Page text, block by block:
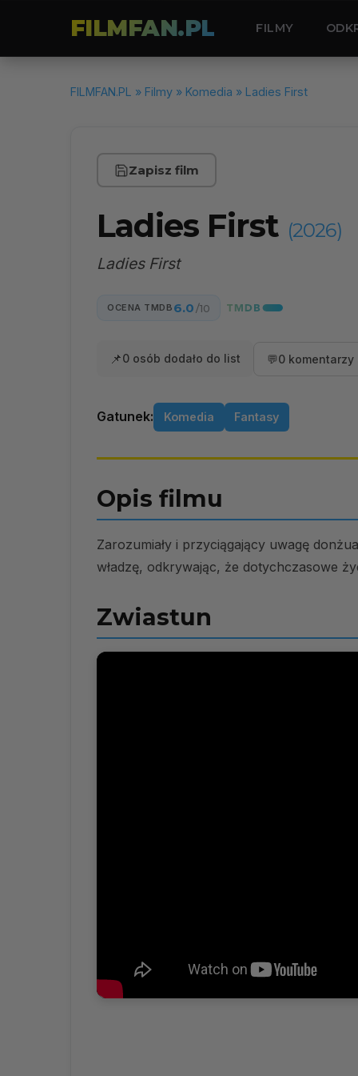
FILMFAN.PL FILMY
FILMFAN.PL » Filmy » Komedia » Ladies First
Zapisz film
Ladies First (2026)
Ladies First
OCENA TMDB 6.0 /10
📌0 osób dodało do list 💬0 komentarzy
Gatunek: Komedia Fantasy
Opis filmu
Zarozumiały i przyciągający uwagę
władzę, odkrywając, że dotychczasowe
Zwiastun